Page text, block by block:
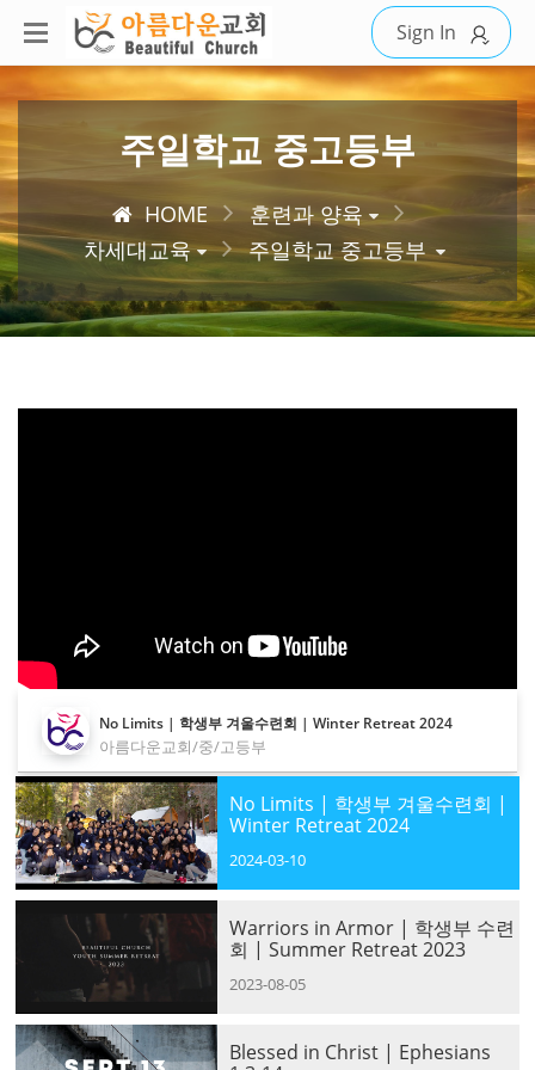
Sign In
주일학교 중고등부
HOME
훈련과 양육
차세대교육
주일학교 중고등부
No Limits | 학생부 겨울수련회 | Winter Retreat 2024
아름다운교회/중/고등부
No Limits | 학생부 겨울수련회 |
Winter Retreat 2024
2024-03-10
Warriors in Armor | 학생부 수련
회 | Summer Retreat 2023
2023-08-05
Blessed in Christ | Ephesians